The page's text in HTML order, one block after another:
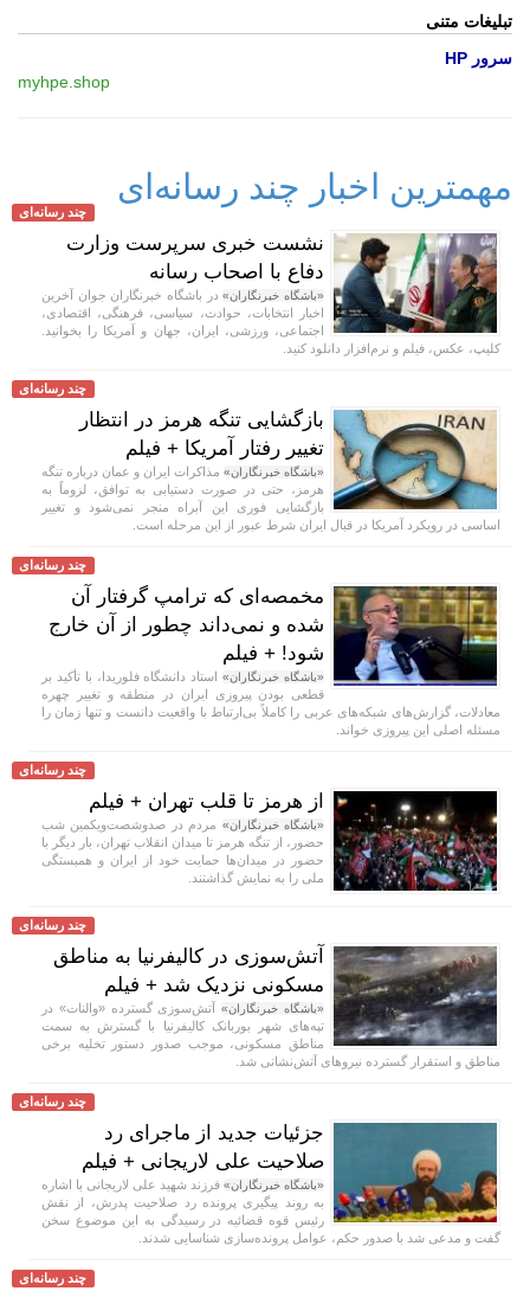
تبلیغات متنی
سرور HP
myhpe.shop
مهمترین اخبار چند رسانه‌ای
چند رسانه‌ای
نشست خبری سرپرست وزارت
دفاع با اصحاب رسانه
«باشگاه خبرنگاران»در باشگاه خبرنگاران جوان آخرین
اخبار انتخابات، حوادث، سیاسی، فرهنگی، اقتصادی،
اجتماعی، ورزشی، ایران، جهان و آمریکا را بخوانید.
کلیپ، عکس، فیلم و نرم‌افزار دانلود کنید.
چند رسانه‌ای
بازگشایی تنگه هرمز در انتظار
تغییر رفتار آمریکا + فیلم
«باشگاه خبرنگاران» مذاکرات ایران و عمان درباره تنگه
هرمز، حتی در صورت دستیابی به توافق، لزوماً به
بازگشایی فوری این آبراه منجر نمی‌شود و تغییر
اساسی در رویکرد آمریکا در قبال ایران شرط عبور از این مرحله است.
چند رسانه‌ای
مخمصه‌ای که ترامپ گرفتار آن
شده و نمی‌داند چطور از آن خارج
شود! + فیلم
«باشگاه خبرنگاران»استاد دانشگاه فلوریدا، با تأکید بر
قطعی بودن پیروزی ایران در منطقه و تغییر چهره
معادلات، گزارش‌های شبکه‌های عربی را کاملاً بی‌ارتباط با واقعیت دانست و تنها زمان را
مسئله اصلی این پیروزی خواند.
چند رسانه‌ای
از هرمز تا قلب تهران + فیلم
«باشگاه خبرنگاران» مردم در صدوشصت‌ویکمین شب
حضور، از تنگه هرمز تا میدان انقلاب تهران، بار دیگر با
حضور در میدان‌ها حمایت خود از ایران و همبستگی
ملی را به نمایش گذاشتند.
چند رسانه‌ای
آتش‌سوزی در کالیفرنیا به مناطق
مسکونی نزدیک شد + فیلم
«باشگاه خبرنگاران»آتش‌سوزی گسترده «والنات» در
تپه‌های شهر بوربانک کالیفرنیا با گسترش به سمت
مناطق مسکونی، موجب صدور دستور تخلیه برخی
مناطق و استقرار گسترده نیرو‌های آتش‌نشانی شد.
چند رسانه‌ای
جزئیات جدید از ماجرای رد
صلاحیت علی لاریجانی + فیلم
«باشگاه خبرنگاران» فرزند شهید علی لاریجانی با اشاره
به روند پیگیری پرونده رد صلاحیت پدرش، از نقش
رئیس قوه قضائیه در رسیدگی به این موضوع سخن
گفت و مدعی شد با صدور حکم، عوامل پرونده‌سازی شناسایی شدند.
چند رسانه‌ای